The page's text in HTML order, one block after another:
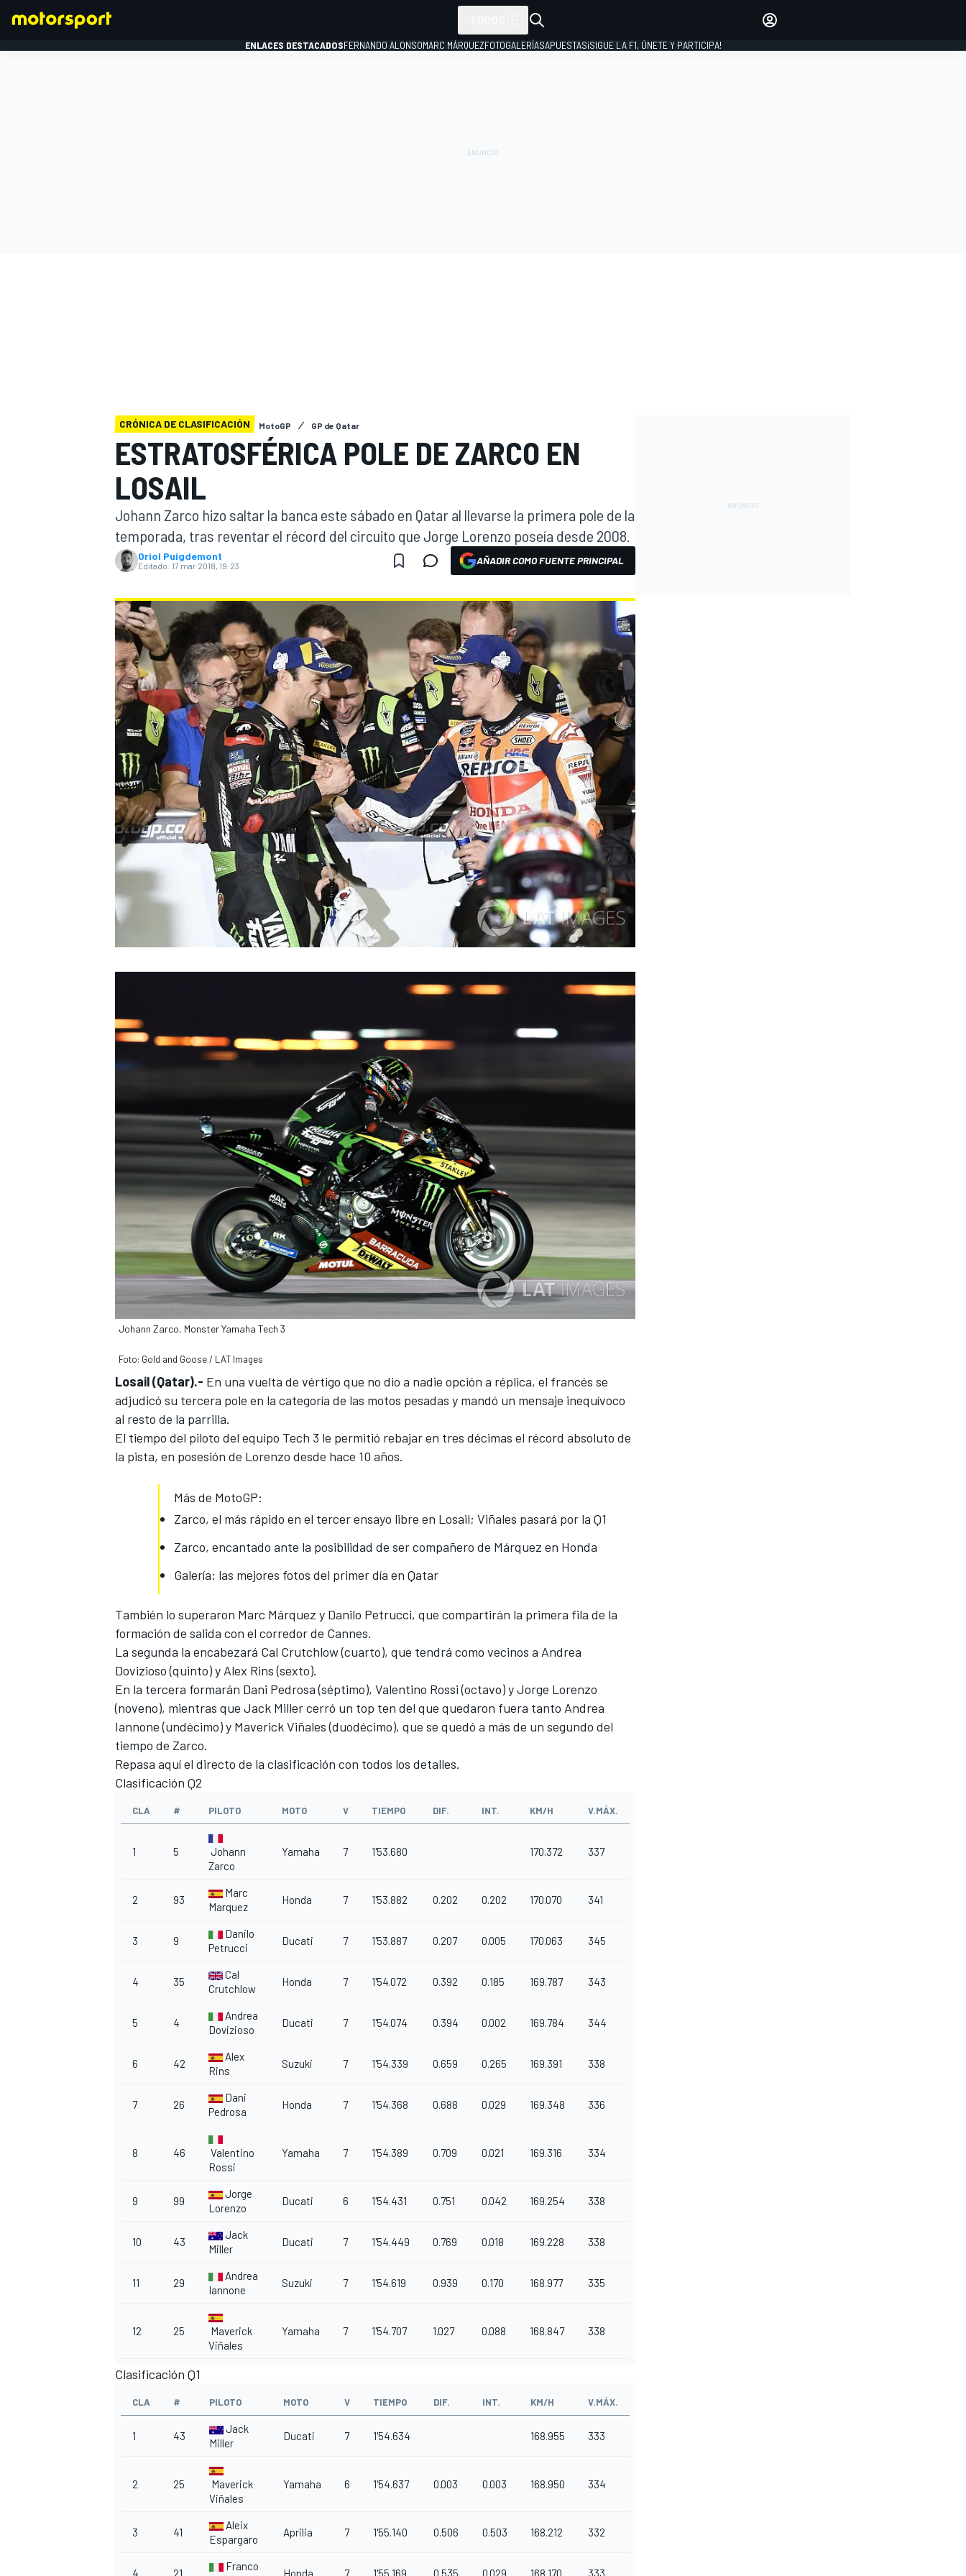
WEC
ENLACES DESTACADOSFERNANDO ALONSOMARC MÁRQUEZFOTOGALERÍASAPUESTAS¡SIGUE LA F1, ÚNETE Y PARTICIPA!
CRÓNICA DE CLASIFICACIÓN MotoGP GP de Qatar
ESTRATOSFÉRICA POLE DE ZARCO EN
LOSAIL
Johann Zarco hizo saltar la banca este sábado en Qatar al llevarse la primera pole de la
temporada, tras reventar el récord del circuito que Jorge Lorenzo poseía desde 2008.
Oriol Puigdemont
Editado: 17 mar 2018, 19:23 AÑADIR COMO FUENTE PRINCIPAL
Johann Zarco, Monster Yamaha Tech 3
Foto: Gold and Goose / LAT Images
Losail (Qatar).- En una vuelta de vértigo que no dio a nadie opción a réplica, el francés se
adjudicó su tercera pole en la categoría de las motos pesadas y mandó un mensaje inequívoco
al resto de la parrilla.
El tiempo del piloto del equipo Tech 3 le permitió rebajar en tres décimas el récord absoluto de
la pista, en posesión de Lorenzo desde hace 10 años.
Más de MotoGP:
Zarco, el más rápido en el tercer ensayo libre en Losail; Viñales pasará por la Q1
Zarco, encantado ante la posibilidad de ser compañero de Márquez en Honda
Galería: las mejores fotos del primer día en Qatar
También lo superaron Marc Márquez y Danilo Petrucci, que compartirán la primera fila de la
formación de salida con el corredor de Cannes.
La segunda la encabezará Cal Crutchlow (cuarto), que tendrá como vecinos a Andrea
Dovizioso (quinto) y Alex Rins (sexto).
En la tercera formarán Dani Pedrosa (séptimo), Valentino Rossi (octavo) y Jorge Lorenzo
(noveno), mientras que Jack Miller cerró un top ten del que quedaron fuera tanto Andrea
Iannone (undécimo) y Maverick Viñales (duodécimo), que se quedó a más de un segundo del
tiempo de Zarco.
Repasa aquí el directo de la clasificación con todos los detalles.
Clasificación Q2
CLA # PILOTO MOTO V TIEMPO DIF. INT. KM/H V.MÁX.
1 5
Johann
Zarco
Yamaha 7 1'53.680 170.372 337
2 93
Marc
Marquez
Honda 7 1'53.882 0.202 0.202 170.070 341
3 9
Danilo
Petrucci
Ducati 7 1'53.887 0.207 0.005 170.063 345
4 35
Cal
Crutchlow
Honda 7 1'54.072 0.392 0.185 169.787 343
5 4
Andrea
Dovizioso
Ducati 7 1'54.074 0.394 0.002 169.784 344
6 42
Alex
Rins
Suzuki 7 1'54.339 0.659 0.265 169.391 338
7 26
Dani
Pedrosa
Honda 7 1'54.368 0.688 0.029 169.348 336
8 46
Valentino
Rossi
Yamaha 7 1'54.389 0.709 0.021 169.316 334
9 99
Jorge
Lorenzo
Ducati 6 1'54.431 0.751 0.042 169.254 338
10 43
Jack
Miller
Ducati 7 1'54.449 0.769 0.018 169.228 338
11 29
Andrea
Iannone
Suzuki 7 1'54.619 0.939 0.170 168.977 335
12 25
Maverick
Viñales
Yamaha 7 1'54.707 1.027 0.088 168.847 338
Clasificación Q1
CLA # PILOTO MOTO V TIEMPO DIF. INT. KM/H V.MÁX.
1 43
Jack
Miller
Ducati 7 1'54.634 168.955 333
2 25
Maverick
Viñales
Yamaha 6 1'54.637 0.003 0.003 168.950 334
3 41
Aleix
Espargaro
Aprilia 7 1'55.140 0.506 0.503 168.212 332
4 21
Franco
Honda 7 1'55.169 0.535 0.029 168.170 333